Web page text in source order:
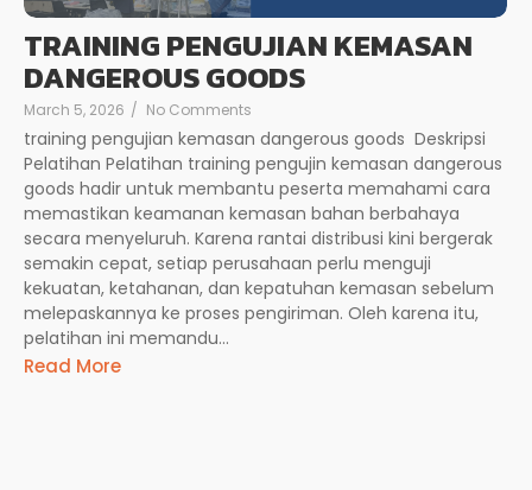
TRAINING PENGUJIAN KEMASAN
DANGEROUS GOODS
March 5, 2026 / No Comments
training pengujian kemasan dangerous goods Deskripsi
Pelatihan Pelatihan training pengujin kemasan dangerous
goods hadir untuk membantu peserta memahami cara
memastikan keamanan kemasan bahan berbahaya
secara menyeluruh. Karena rantai distribusi kini bergerak
semakin cepat, setiap perusahaan perlu menguji
kekuatan, ketahanan, dan kepatuhan kemasan sebelum
melepaskannya ke proses pengiriman. Oleh karena itu,
pelatihan ini memandu...
Read More